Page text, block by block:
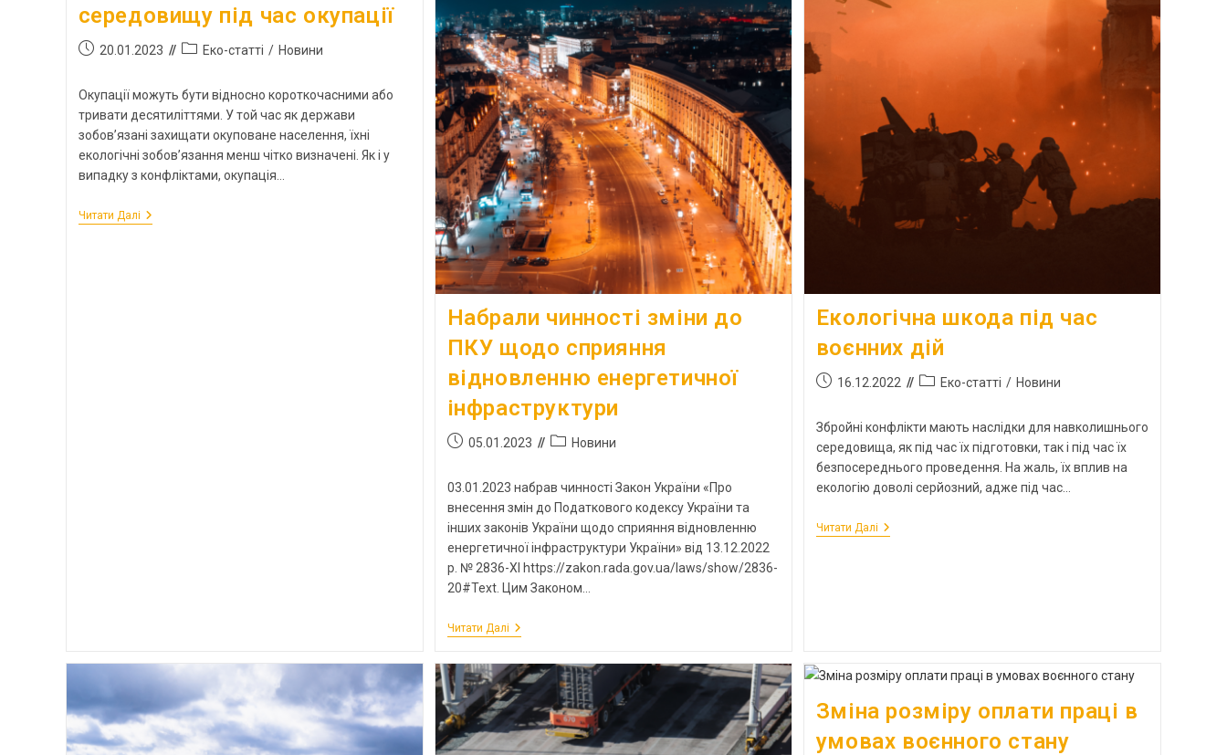
середовищу під час окупації
20.01.2023 Еко-статті / Новини
Окупації можуть бути відносно короткочасними або
тривати десятиліттями. У той час як держави
зобов’язані захищати окуповане населення, їхні
екологічні зобов’язання менш чітко визначені. Як і у
випадку з конфліктами, окупація…
Читати Далі
Набрали чинності зміни до
ПКУ щодо сприяння
відновленню енергетичної
інфраструктури
05.01.2023 Новини
03.01.2023 набрав чинності Закон України «Про
внесення змін до Податкового кодексу України та
інших законів України щодо сприяння відновленню
енергетичної інфраструктури України» від 13.12.2022
р. № 2836-XI https://zakon.rada.gov.ua/laws/show/2836-
20#Text. Цим Законом…
Читати Далі
Екологічна шкода під час
воєнних дій
16.12.2022 Еко-статті / Новини
Збройні конфлікти мають наслідки для навколишнього
середовища, як під час їх підготовки, так і під час їх
безпосереднього проведення. На жаль, їх вплив на
екологію доволі серйозний, адже під час…
Читати Далі
Зміна розміру оплати праці в
умовах воєнного стану